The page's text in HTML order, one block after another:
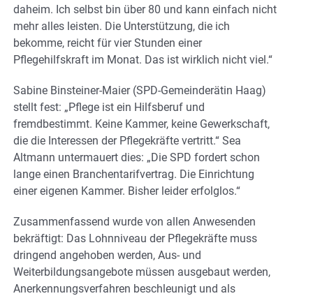
daheim. Ich selbst bin über 80 und kann einfach nicht
mehr alles leisten. Die Unterstützung, die ich
bekomme, reicht für vier Stunden einer
Pflegehilfskraft im Monat. Das ist wirklich nicht viel.“
Sabine Binsteiner-Maier (SPD-Gemeinderätin Haag)
stellt fest: „Pflege ist ein Hilfsberuf und
fremdbestimmt. Keine Kammer, keine Gewerkschaft,
die die Interessen der Pflegekräfte vertritt.“ Sea
Altmann untermauert dies: „Die SPD fordert schon
lange einen Branchentarifvertrag. Die Einrichtung
einer eigenen Kammer. Bisher leider erfolglos.“
Zusammenfassend wurde von allen Anwesenden
bekräftigt: Das Lohnniveau der Pflegekräfte muss
dringend angehoben werden, Aus- und
Weiterbildungsangebote müssen ausgebaut werden,
Anerkennungsverfahren beschleunigt und als